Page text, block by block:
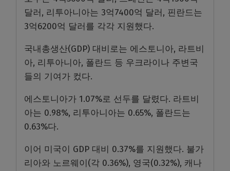
달러, 리투아니아는 3억7400억 달러, 핀란드는
3억6200억 달러를 각각 지원했다.
국내총생산(GDP) 대비로는 에스토니아, 라트비
아, 리투아니아, 폴란드 등 우크라이나 주변국
들의 기여가 컸다.
에스토니아가 1.07%로 선두를 달렸다. 라트비
아는 0.98%, 리투아니아는 0.65%, 폴란드는
0.63%다.
이어 미국이 GDP 대비 0.37%를 지원했다. 불가
리아와 노르웨이(각 0.36%), 영국(0.32%), 캐나